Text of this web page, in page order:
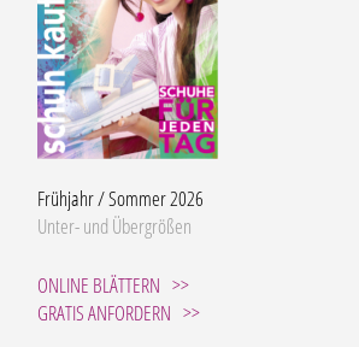
Frühjahr / Sommer 2026
Unter- und Übergrößen
ONLINE BLÄTTERN
GRATIS ANFORDERN